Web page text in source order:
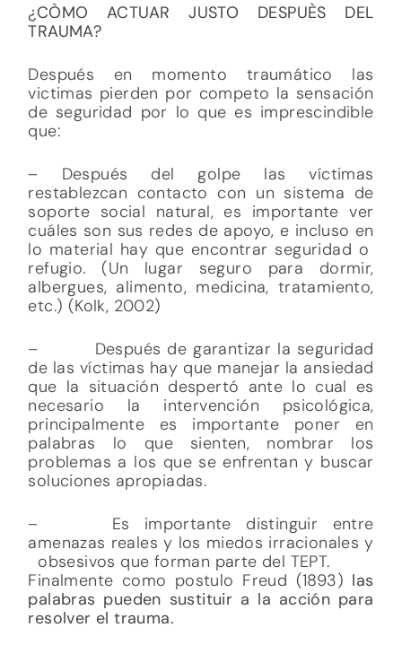
¿CÒMO ACTUAR JUSTO DESPUÈS DEL
TRAUMA?
Después en momento traumático las
victimas pierden por competo la sensación
de seguridad por lo que es imprescindible
que:
– Después del golpe las víctimas
restablezcan contacto con un sistema de
soporte social natural, es importante ver
cuáles son sus redes de apoyo, e incluso en
lo material hay que encontrar seguridad o
refugio. (Un lugar seguro para dormir,
albergues, alimento, medicina, tratamiento,
etc.) (Kolk, 2002)
– Después de garantizar la seguridad
de las víctimas hay que manejar la ansiedad
que la situación despertó ante lo cual es
necesario la intervención psicológica,
principalmente es importante poner en
palabras lo que sienten, nombrar los
problemas a los que se enfrentan y buscar
soluciones apropiadas.
– Es importante distinguir entre
amenazas reales y los miedos irracionales y
obsesivos que forman parte del TEPT.
Finalmente como postulo Freud (1893) las
palabras pueden sustituir a la acción para
resolver el trauma.